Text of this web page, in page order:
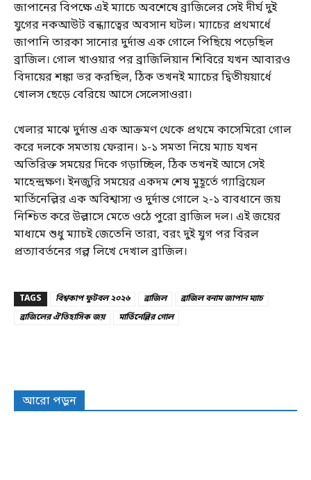
জাপানের বিপক্ষে এই ম্যাচে অবশেষে ব্রাজিলের সেই দীর্ঘ দুই
যুগের নকআউট বন্ধ্যাত্বের অবসান ঘটল। ম্যাচের প্রথমার্ধে
জাপানি তারকা সানোর দুর্দান্ত এক গোলে পিছিয়ে পড়েছিল
ব্রাজিল। গোল খাওয়ার পর ব্রাজিলিয়ান শিবিরে যখন আবারও
বিদায়ের শঙ্কা ভর করছিল, ঠিক তখনই ম্যাচের দ্বিতীয়য়ার্ধে
খোলস ছেড়ে বেরিয়ে আসে সেলেসাওরা।
খেলার মাঝে দুর্দান্ত এক আক্রমণ থেকে প্রথমে কাসেমিরো গোল
করে দলকে সমতায় ফেরান। ১-১ সমতা নিয়ে ম্যাচ যখন
অতিরিক্ত সময়ের দিকে গড়াচ্ছিল, ঠিক তখনই আসে সেই
মাহেন্দ্রক্ষণ। ইনজুরি সময়ের একদম শেষ মুহূর্তে গ্যাব্রিয়েল
মার্তিনেল্লির এক অবিশ্বাস্য ও দুর্দান্ত গোলে ২-১ ব্যবধানে জয়
নিশ্চিত করে উল্লাসে মেতে ওঠে পুরো ব্রাজিল দল। এই জয়ের
মাধ্যমে শুধু ম্যাচই জেতেনি তারা, বরং দুই যুগ পর বিরল
প্রত্যাবর্তনের গল্প লিখে দেখাল ব্রাজিল।
TAGS বিশ্বকাপ ফুটবল ২০২৬ ব্রাজিল
ব্রাজিল বনাম জাপান ম্যাচ
ব্রাজিলের ঐতিহাসিক জয়
মার্তিনেল্লির গোল
আরো পড়ুন